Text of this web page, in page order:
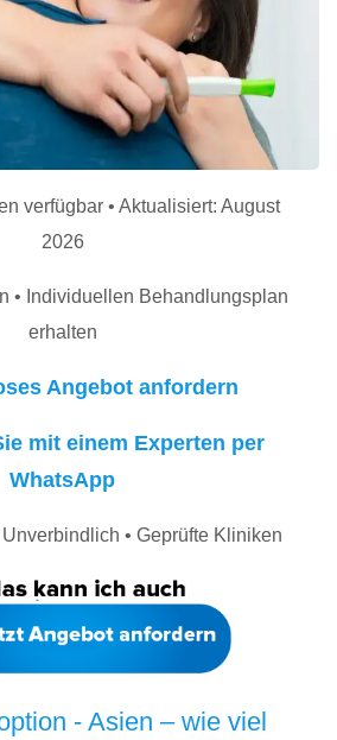
verfügbar • Aktualisiert: August
2026
• Individuellen Behandlungsplan
erhalten
Angebot anfordern
mit einem Experten per
WhatsApp
• Geprüfte Kliniken
- Asien – wie viel